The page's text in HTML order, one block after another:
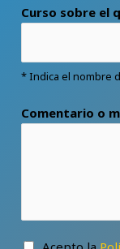
Curso sobre el
* Indica el nombre
Comentario o